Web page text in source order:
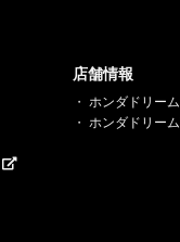
店舗情報
ホンダドリー
ホンダドリー